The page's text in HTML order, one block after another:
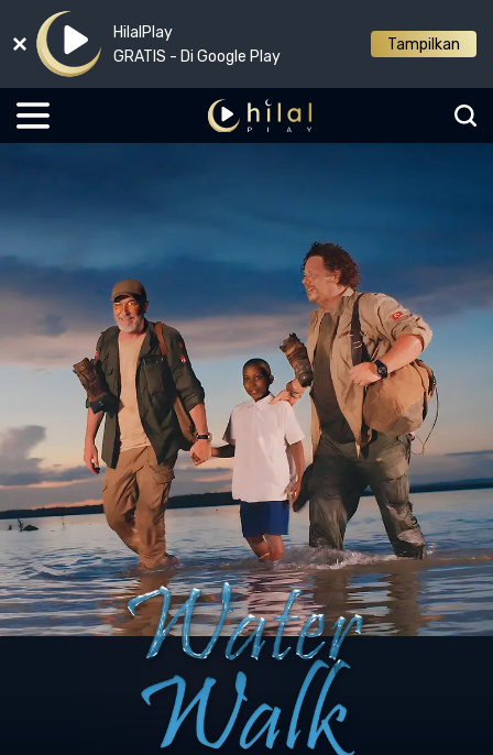
HilalPlay
GRATIS - Di Google Play
Tampilkan